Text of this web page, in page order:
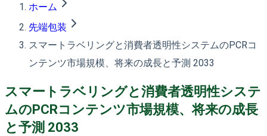
ホーム
先端包装
スマートラベリングと消費者透明性システムのPCRコ
ンテンツ市場規模、将来の成長と予測 2033
スマートラベリングと消費者透明性システ
ムのPCRコンテンツ市場規模、将来の成長
と予測 2033